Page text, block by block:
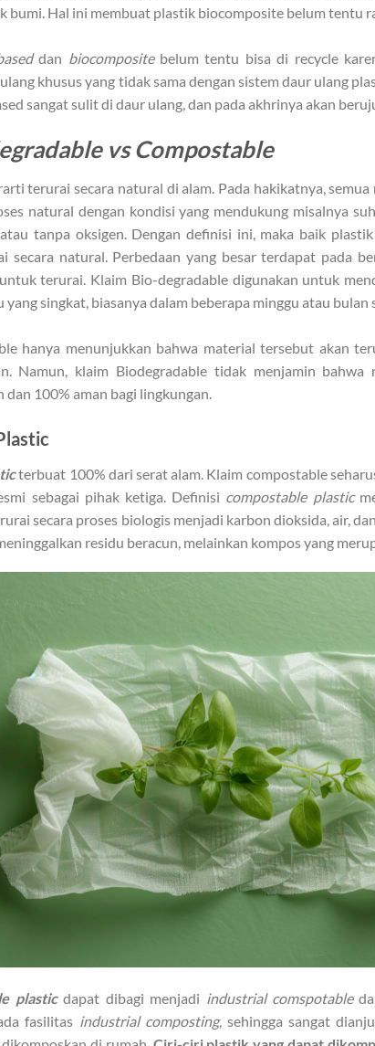
bumi. Hal ini membuat plastik biocomposite belum tentu
dan biocompositebelum tentu bisa di recycle
khusus yang tidak sama dengan sistem daur ulang
sangat sulit di daur ulang, dan pada akhrinya akan
vs Compostable
terurai secara natural di alam. Pada hakikatnya,
natural dengan kondisi yang mendukung misalnya
tanpa oksigen. Dengan definisi ini, maka baik
secara natural. Perbedaan yang besar terdapat pada
terurai. Klaim Bio-degradable digunakan untuk
singkat, biasanya dalam beberapa minggu atau bulan
hanya menunjukkan bahwa material tersebut akan
Namun, klaim Biodegradable tidak menjamin
dan 100% aman bagi lingkungan.
terbuat 100% dari serat alam. Klaim compostable
sebagai pihak ketiga. Definisi compostable plastic
secara proses biologis menjadi karbon dioksida, air,
residu beracun, melainkan kompos yang
plasticdapat dibagi menjadi industrial comspotable
fasilitas industrial composting, sehingga sangat